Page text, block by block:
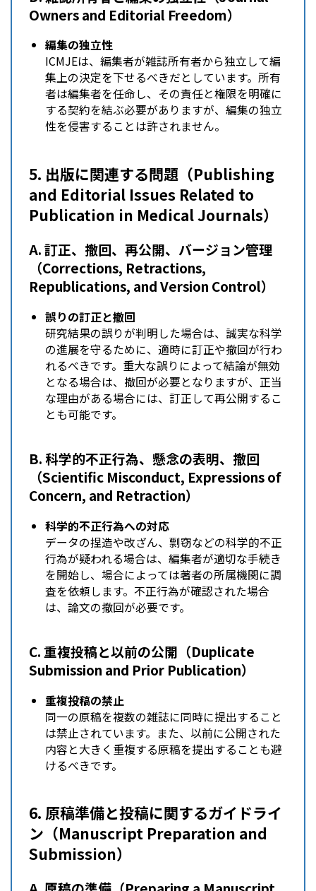
Owners and Editorial Freedom）
編集の独立性
ICMJEは、編集者が雑誌所有者から独立して編
集上の決定を下せるべきだとしています。所有
者は編集者を任命し、その責任と権限を明確に
する契約を結ぶ必要がありますが、編集の独立
性を侵害することは許されません。
5. 出版に関連する問題（Publishing
and Editorial Issues Related to
Publication in Medical Journals）
A. 訂正、撤回、再公開、バージョン管理
（Corrections, Retractions,
Republications, and Version Control）
誤りの訂正と撤回
研究結果の誤りが判明した場合は、誠実な科学
の進展を守るために、適時に訂正や撤回が行わ
れるべきです。重大な誤りによって結論が無効
となる場合は、撤回が必要となりますが、正当
な理由がある場合には、訂正して再公開するこ
とも可能です。
B. 科学的不正行為、懸念の表明、撤回
（Scientific Misconduct, Expressions of
Concern, and Retraction）
科学的不正行為への対応
データの捏造や改ざん、剽窃などの科学的不正
行為が疑われる場合は、編集者が適切な手続き
を開始し、場合によっては著者の所属機関に調
査を依頼します。不正行為が確認された場合
は、論文の撤回が必要です。
C. 重複投稿と以前の公開（Duplicate
Submission and Prior Publication）
重複投稿の禁止
同一の原稿を複数の雑誌に同時に提出すること
は禁止されています。また、以前に公開された
内容と大きく重複する原稿を提出することも避
けるべきです。
6. 原稿準備と投稿に関するガイドライ
ン（Manuscript Preparation and
Submission）